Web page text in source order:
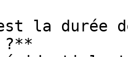
la durée
?**